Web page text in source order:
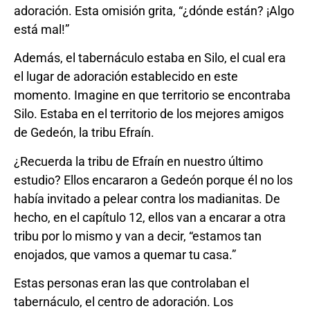
adoración. Esta omisión grita, “¿dónde están? ¡Algo
está mal!”
Además, el tabernáculo estaba en Silo, el cual era
el lugar de adoración establecido en este
momento. Imagine en que territorio se encontraba
Silo. Estaba en el territorio de los mejores amigos
de Gedeón, la tribu Efraín.
¿Recuerda la tribu de Efraín en nuestro último
estudio? Ellos encararon a Gedeón porque él no los
había invitado a pelear contra los madianitas. De
hecho, en el capítulo 12, ellos van a encarar a otra
tribu por lo mismo y van a decir, “estamos tan
enojados, que vamos a quemar tu casa.”
Estas personas eran las que controlaban el
tabernáculo, el centro de adoración. Los